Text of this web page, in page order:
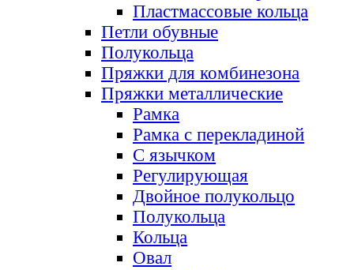
Пластмассовые кольца
Петли обувные
Полукольца
Пряжки для комбинезона
Пряжки металлические
Рамка
Рамка с перекладиной
С язычком
Регулирующая
Двойное полукольцо
Полукольца
Кольца
Овал